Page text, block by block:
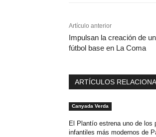
Artículo anterior
Impulsan la creación de
fútbol base en La Coma
ARTÍCULOS
Canyada Verda
El Plantío estrena uno de los
infantiles más modernos de